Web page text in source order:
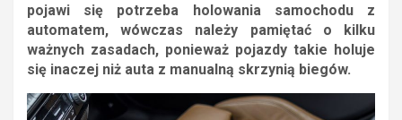
pojawi się potrzeba holowania samochodu z
automatem, wówczas należy pamiętać o kilku
ważnych zasadach, ponieważ pojazdy takie holuje
się inaczej niż auta z manualną skrzynią biegów.